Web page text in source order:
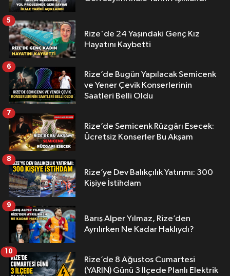
Rize'de 24 Yaşındaki Genç Kız
Hayatını Kaybetti
5
Rize’de Bugün Yapılacak Semicenk
ve Yener Çevik Konserlerinin
Saatleri Belli Oldu
6
Rize’de Semicenk Rüzgârı Esecek:
Ücretsiz Konserler Bu Akşam
7
Rize’ye Dev Balıkçılık Yatırımı: 300
Kişiye İstihdam
8
Barış Alper Yılmaz, Rize’den
Ayrılırken Ne Kadar Haklıydı?
9
Rize’de 8 Ağustos Cumartesi
(YARIN) Günü 3 İlçede Planlı Elektrik
10